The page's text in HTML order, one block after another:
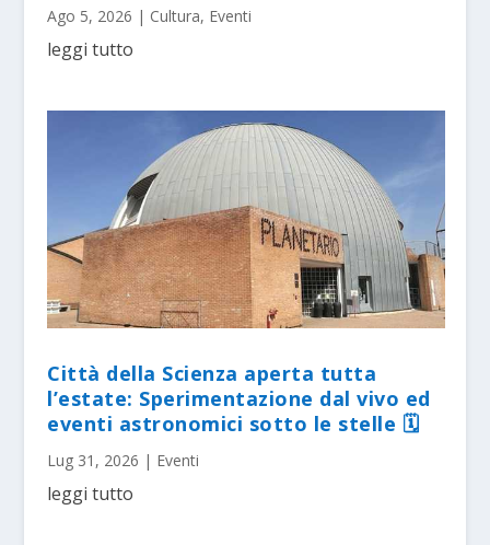
Ago 5, 2026 | Cultura, Eventi
leggi tutto
Città della Scienza aperta tutta
l’estate: Sperimentazione dal vivo ed
eventi astronomici sotto le stelle 🗓
Lug 31, 2026 | Eventi
leggi tutto